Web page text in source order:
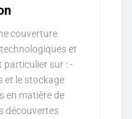
couverture
et
particulier sur : -
et le stockage
en matière de
découvertes